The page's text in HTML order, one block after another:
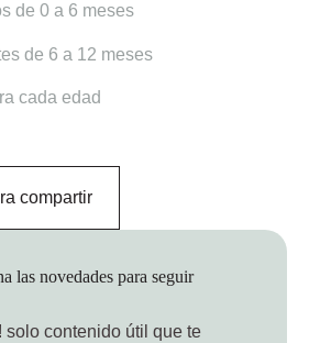
de 0 a 6 meses
de 6 a 12 meses
cada edad
compartir
las novedades para seguir
solo contenido útil que te